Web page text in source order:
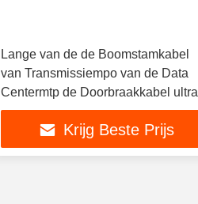
Lange van de de Boomstamkabel
van Transmissiempo van de Data
Centermtp de Doorbraakkabel ultra
Met beperkte verliezen
Krijg Beste Prijs